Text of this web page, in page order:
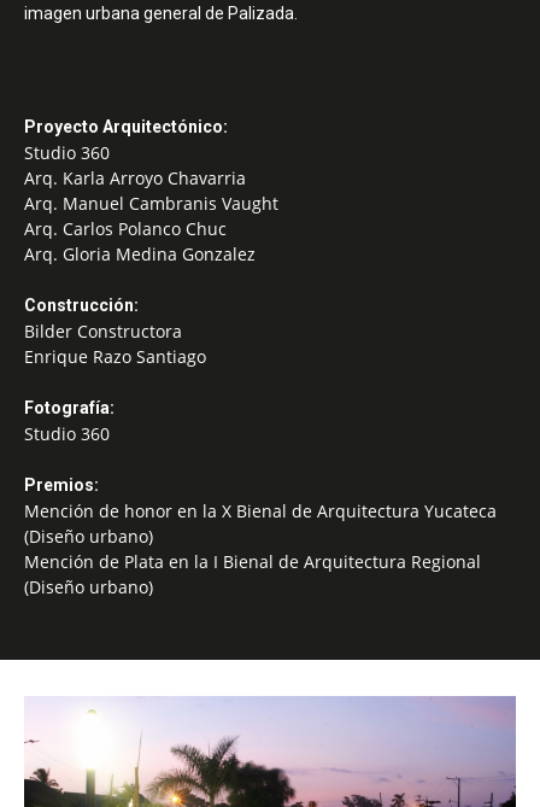
imagen urbana general de Palizada.
Proyecto Arquitectónico:
Studio 360
Arq. Karla Arroyo Chavarria
Arq. Manuel Cambranis Vaught
Arq. Carlos Polanco Chuc
Arq. Gloria Medina Gonzalez
Construcción:
Bilder Constructora
Enrique Razo Santiago
Fotografía:
Studio 360
Premios:
Mención de honor en la X Bienal de Arquitectura Yucateca
(Diseño urbano)
Mención de Plata en la I Bienal de Arquitectura Regional
(Diseño urbano)